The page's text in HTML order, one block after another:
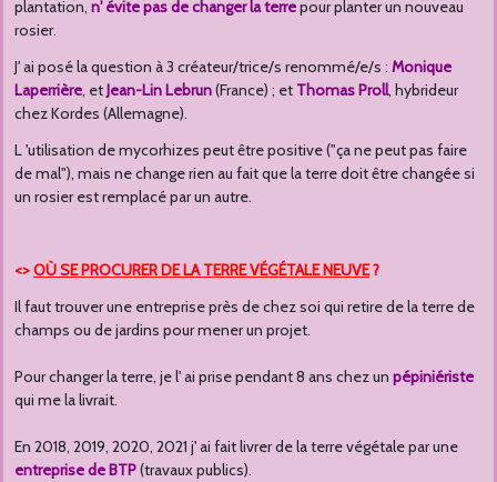
plantation, n' évite pas de changer la terrepour planter un nouveau
rosier.
J' ai posé la question à 3 créateur/trice/s renommé/e/s : Monique
Laperrière, etJean-Lin Lebrun(France) ; et Thomas Proll, hybrideur
chez Kordes (Allemagne).
L 'utilisation de mycorhizes peut être positive ("ça ne peut pas faire
de mal"), mais ne change rien au fait que la terre doit être changée si
un rosier est remplacé par un autre.
<>OÙ SE PROCURER DE LA TERRE VÉGÉTALE NEUVE?
Il faut trouver une entreprise près de chez soi qui retire de la terre de
champs ou de jardins pour mener un projet.
Pour changer la terre, je l' ai prise pendant 8 ans chez un pépiniériste
qui me la livrait.
En 2018, 2019, 2020, 2021 j' ai fait livrer de la terre végétale par une
entreprise de BTP(travaux publics).